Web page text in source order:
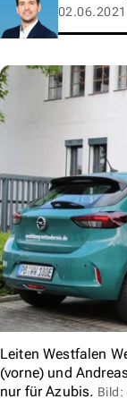
Leiten Westfalen
(vorne) und
nur für Azubis. Bild: